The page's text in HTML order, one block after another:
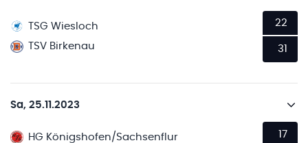
TSG Wiesloch
TSV Birkenau
22
31
Sa, 25.11.2023
HG Königshofen/Sachsenflur
17